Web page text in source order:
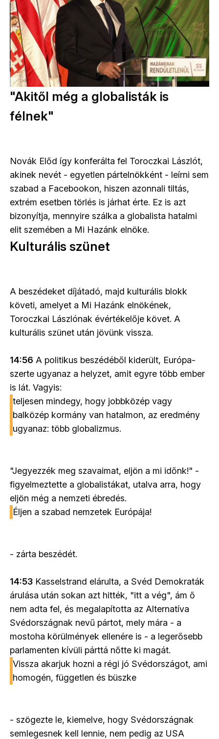
"Akitől még a globalisták is
félnek"
Novák Előd így konferálta fel Toroczkai Lászlót,
akinek nevét - egyetlen pártelnökként - leírni sem
szabad a Facebookon, hiszen azonnali tiltás,
extrém esetben törlés is járhat érte. Ez is azt
bizonyítja, mennyire szálka a globalista hatalmi
elit szemében a Mi Hazánk elnöke.
Kulturális szünet
A beszédeket díjátadó, majd kulturális blokk
követi, amelyet a Mi Hazánk elnökének,
Toroczkai Lászlónak évértékelője követ. A
kulturális szünet után jövünk vissza.
14:56 A politikus beszédéből kiderült, Európa-
szerte ugyanaz a helyzet, amit egyre több ember
is lát. Vagyis:
teljesen mindegy, hogy jobbközép vagy
balközép kormány van hatalmon, az eredmény
ugyanaz: több globalizmus.
"Jegyezzék meg szavaimat, eljön a mi időnk!" -
figyelmeztette a globalistákat, utalva arra, hogy
eljön még a nemzeti ébredés.
Éljen a szabad nemzetek Európája!
- zárta beszédét.
14:53 Kasselstrand elárulta, a Svéd Demokraták
árulása után sokan azt hitték, "itt a vég", ám ő
nem adta fel, és megalapította az Alternatíva
Svédországnak nevű pártot, mely mára - a
mostoha körülmények ellenére is - a legerősebb
parlamenten kívüli párttá nőtte ki magát.
Vissza akarjuk hozni a régi jó Svédországot, ami
homogén, független és büszke
- szögezte le, kiemelve, hogy Svédországnak
semlegesnek kell lennie, nem pedig az USA